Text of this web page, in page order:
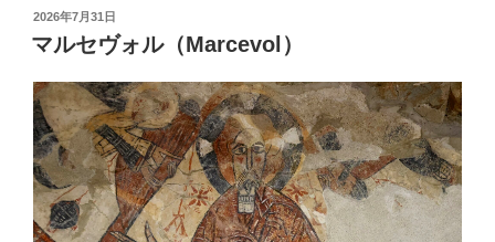
グ
ス
リ
ン
ヌ
（Angoustrine）”
の
投
稿
日:
2026年7月31日
マルセヴォル（Marcevol）